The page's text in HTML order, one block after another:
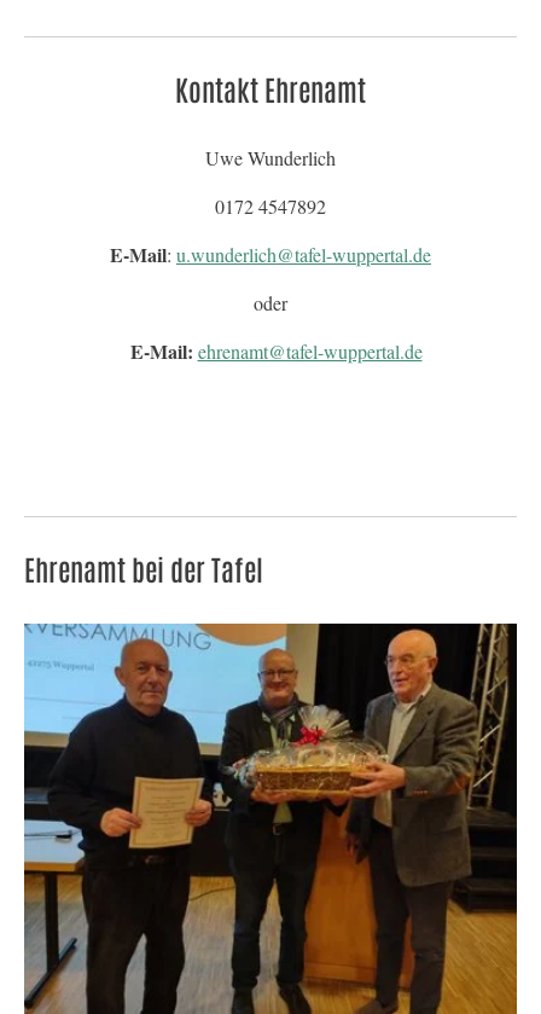
Kontakt Ehrenamt
Uwe Wunderlich
0172 4547892
E-Mail: u.wunderlich@tafel-wuppertal.de
oder
E-Mail: ehrenamt@tafel-wuppertal.de
Ehrenamt bei der Tafel
Show larger version